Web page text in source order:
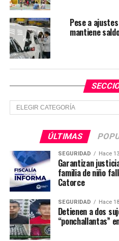
NO TE PIERDAS
Gobierno estatal acerca más
juventudes de la región Media
Pese a
mantiene
Secciones
ÚLTIMAS
SEGURIDAD Hace
Garantizan
familia de niño
Catorce
SEGURIDAD Hace
Detienen a dos
“ponchallantas”